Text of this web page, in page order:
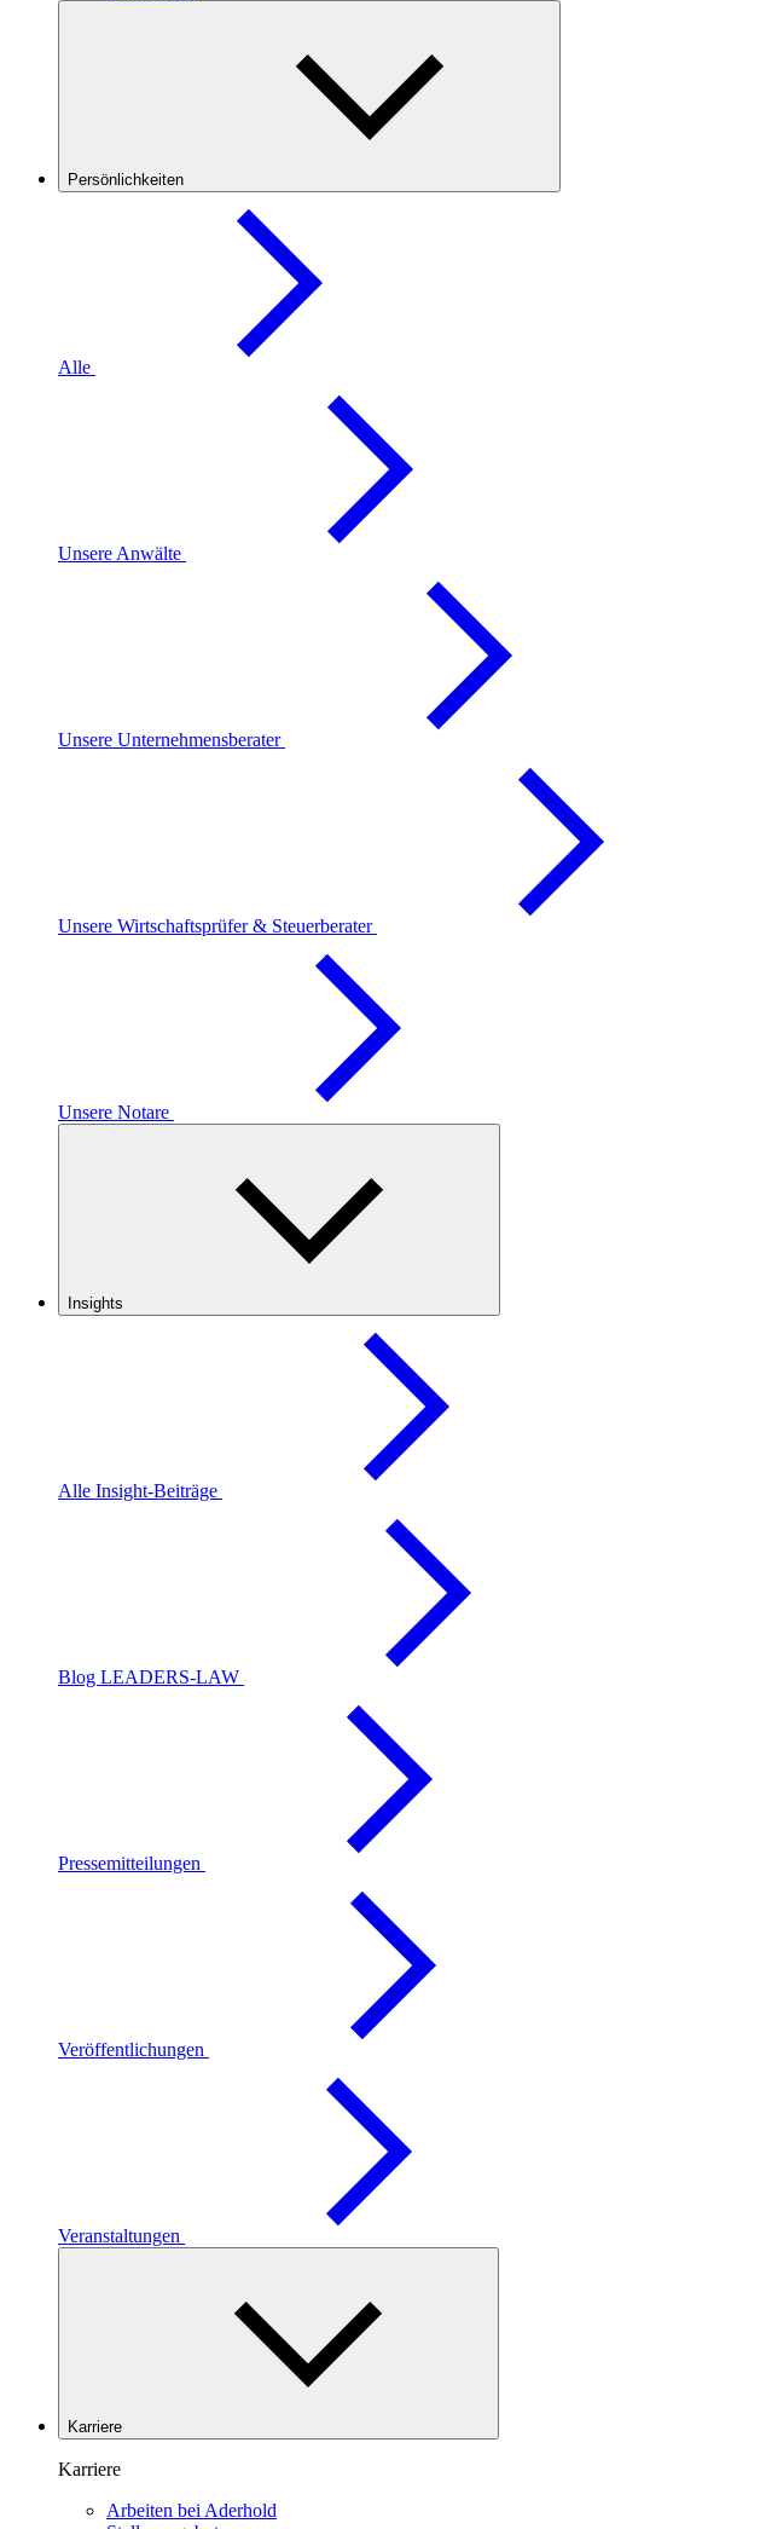
Persönlichkeiten
Alle
Unsere Anwälte
Unsere Unternehmensberater
Unsere Wirtschaftsprüfer & Steuerberater
Unsere Notare
Insights
Alle Insight-Beiträge
Blog LEADERS-LAW
Pressemitteilungen
Veröffentlichungen
Veranstaltungen
Karriere
Karriere
Arbeiten bei Aderhold